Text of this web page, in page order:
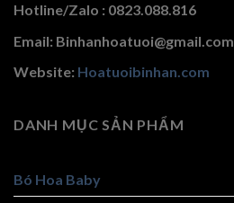
Hotline/Zalo : 0823.088.816
Email: Binhanhoatuoi@gmail.com
Website: Hoatuoibinhan.com
DANH MỤC SẢN PHẨM
Bó Hoa Baby